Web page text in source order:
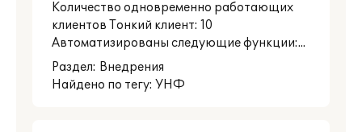
Количество одновременно работающих
клиентов Тонкий клиент: 10
Автоматизированы следующие функции:...
Раздел: Внедрения
Найдено по тегу: УНФ